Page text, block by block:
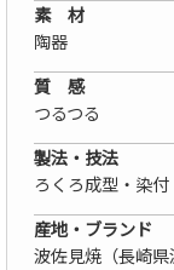
素 材
陶器
質 感
つるつる
製法・技法
ろくろ成型・染付
産地・ブランド
波佐見焼（長崎県